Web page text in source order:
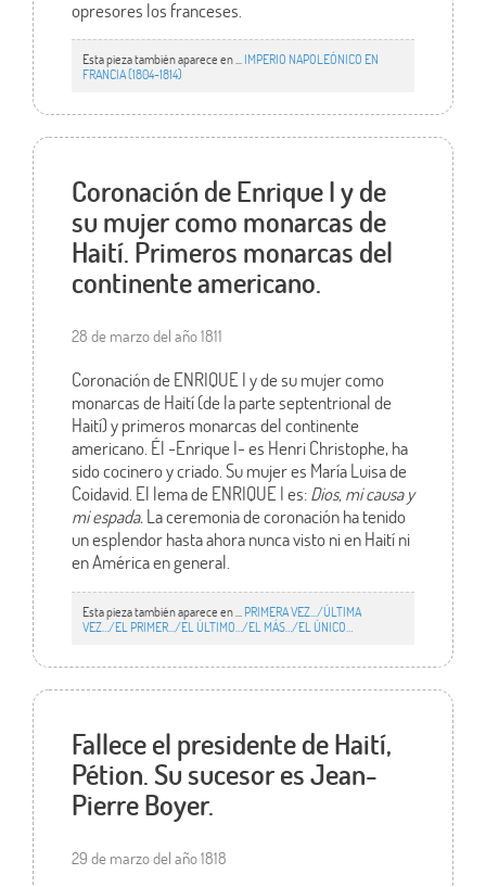
opresores los franceses.
Esta pieza también aparece en ... IMPERIO NAPOLEÓNICO EN
FRANCIA (1804-1814)
Coronación de Enrique I y de
su mujer como monarcas de
Haití. Primeros monarcas del
continente americano.
28 de marzo del año 1811
Coronación de ENRIQUE I y de su mujer como
monarcas de Haití (de la parte septentrional de
Haití) y primeros monarcas del continente
americano. Él -Enrique I- es Henri Christophe, ha
sido cocinero y criado. Su mujer es María Luisa de
Coidavid. El lema de ENRIQUE I es:Dios, mi causa y
mi espada.La ceremonia de coronación ha tenido
un esplendor hasta ahora nunca visto ni en Haití ni
en América en general.
Esta pieza también aparece en ... PRIMERA VEZ.../ÚLTIMA
VEZ…/EL PRIMER.../EL ÚLTIMO…/EL MÁS…/EL ÚNICO…
Fallece el presidente de Haití,
Pétion. Su sucesor es Jean-
Pierre Boyer.
29 de marzo del año 1818